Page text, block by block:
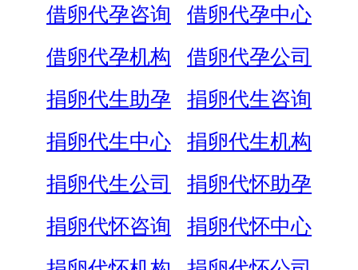
借卵代孕咨询
借卵代孕中心
借卵代孕机构
借卵代孕公司
捐卵代生助孕
捐卵代生咨询
捐卵代生中心
捐卵代生机构
捐卵代生公司
捐卵代怀助孕
捐卵代怀咨询
捐卵代怀中心